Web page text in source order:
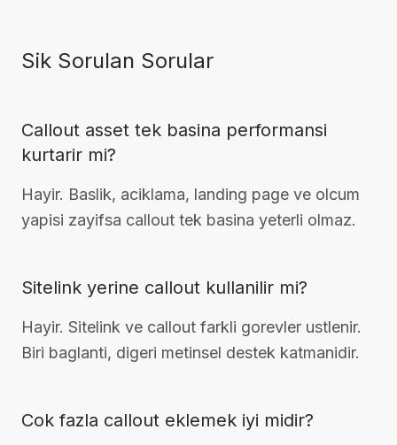
Sik Sorulan Sorular
Callout asset tek basina performansi
kurtarir mi?
Hayir. Baslik, aciklama, landing page ve olcum
yapisi zayifsa callout tek basina yeterli olmaz.
Sitelink yerine callout kullanilir mi?
Hayir. Sitelink ve callout farkli gorevler ustlenir.
Biri baglanti, digeri metinsel destek katmanidir.
Cok fazla callout eklemek iyi midir?